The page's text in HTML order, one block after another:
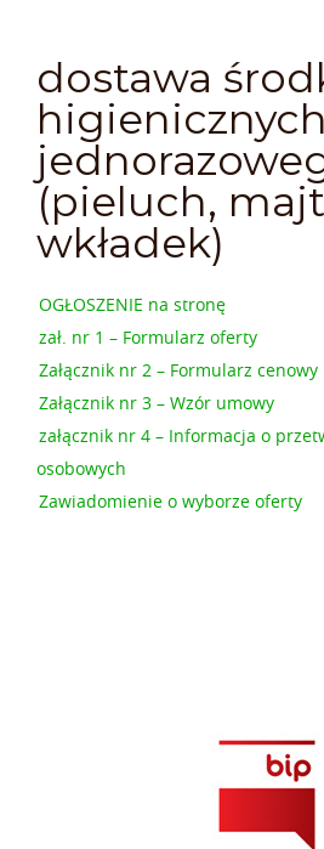
dostawa
higienicznych
(pieluch,
wkładek)
OGŁOSZENIE na stronę
zał. nr 1 – Formularz oferty
Załącznik nr 2 – Formularz cenowy
Załącznik nr 3 – Wzór umowy
załącznik nr 4 – Informacja o
osobowych
Zawiadomienie o wyborze oferty